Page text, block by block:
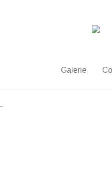
Galerie